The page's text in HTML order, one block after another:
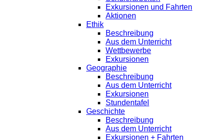
Exkursionen und Fahrten
Aktionen
Ethik
Beschreibung
Aus dem Unterricht
Wettbewerbe
Exkursionen
Geographie
Beschreibung
Aus dem Unterricht
Exkursionen
Stundentafel
Geschichte
Beschreibung
Aus dem Unterricht
Exkursionen + Fahrten